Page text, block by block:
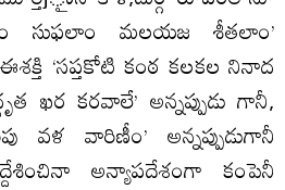
సుఫలాం మలయజ శీతలాం’
‘సప్తకోటి కంఠ కలకల నినాద
ఖర కరవాలే’ అన్నప్పుడు గానీ,
వళ వారిణీం’ అన్నప్పుడుగానీ
అన్యాపదేశంగా కంపెనీ